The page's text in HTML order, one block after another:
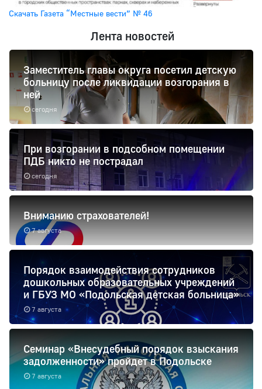
Скачать Газета “Местные вести” № 46
Лента новостей
сегодня
Заместитель главы округа посетил детскую
больницу после ликвидации возгорания в
ней
сегодня
При возгорании в подсобном помещении
ПДБ никто не пострадал
7 августа
Вниманию страхователей!
7 августа
Порядок взаимодействия сотрудников
дошкольных образовательных учреждений
и ГБУЗ МО «Подольская детская больница»
7 августа
Семинар «Внесудебный порядок взыскания
задолженности» пройдет в Подольске